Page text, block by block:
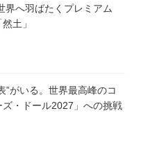
界へ羽ばたくプレミアム
土」
”がいる。世界最高峰のコ
ズ・ドール2027」への挑戦